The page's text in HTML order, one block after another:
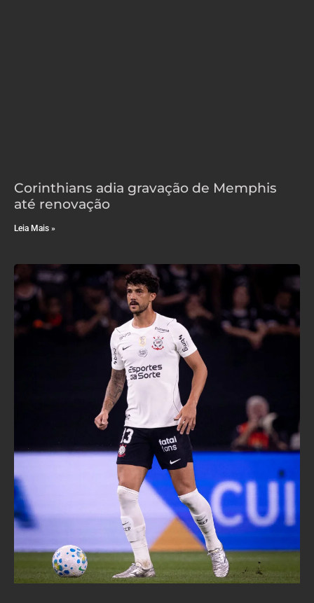
Corinthians adia gravação de Memphis
até renovação
Leia Mais »